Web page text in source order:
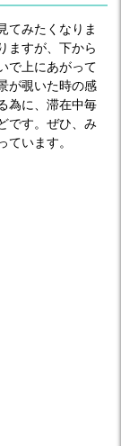
てみたくなりま
ますが、下から
で上にあがって
が覗いた時の感
為に、滞在中毎
です。ぜひ、み
います。